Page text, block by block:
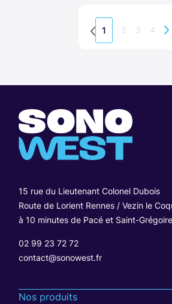
1 2 3 4
15 rue du Lieutenant Colonel Dubois
Route de Lorient Rennes / Vezin le
à 10 minutes de Pacé et Saint-Grégoire
02 99 23 72 72
contact@sonowest.fr
Nos produits